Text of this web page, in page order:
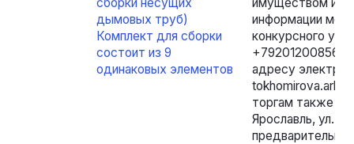
дымовых труб)
Комплект для сборки
состоит из 9
одинаковых элементов
информации
конкурсного
+79201200856 в
адресу
торгам также
Ярославль, ул.